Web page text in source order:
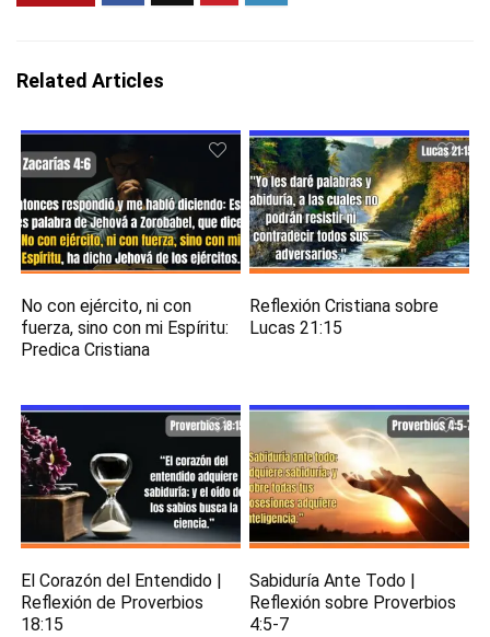
Related Articles
No con ejército, ni con
fuerza, sino con mi Espíritu:
Predica Cristiana
Reflexión Cristiana sobre
Lucas 21:15
El Corazón del Entendido |
Reflexión de Proverbios
18:15
Sabiduría Ante Todo |
Reflexión sobre Proverbios
4:5-7